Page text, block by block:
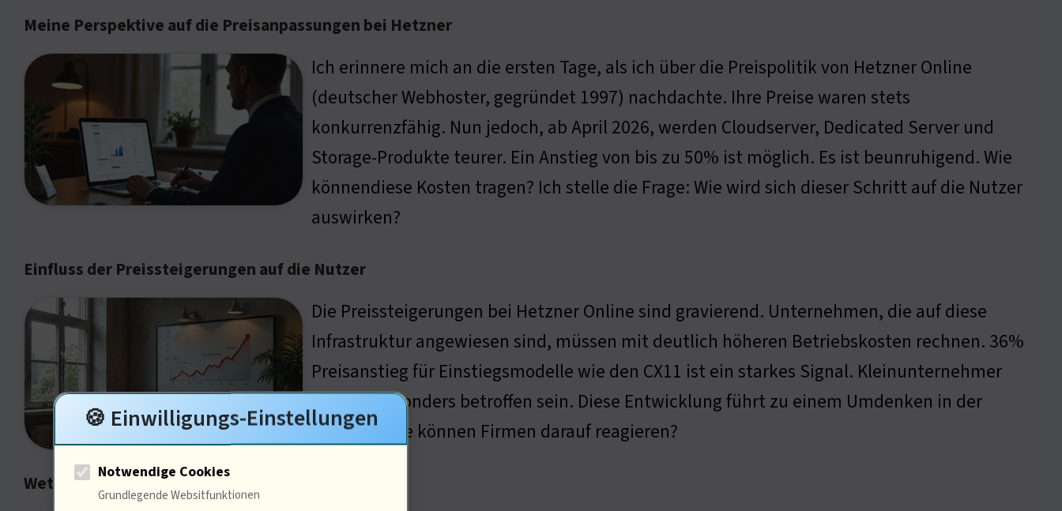
Meine Perspektive auf die Preisanpassungen bei Hetzner
Ich erinnere mich an die ersten Tage, als ich über die Preispolitik von Hetzner Online
(deutscher Webhoster, gegründet 1997) nachdachte. Ihre Preise waren stets
konkurrenzfähig. Nun jedoch, ab April 2026, werden Cloudserver, Dedicated Server und
Storage-Produkte teurer. Ein Anstieg von bis zu 50% ist möglich. Es ist beunruhigend. Wie
könnendiese Kosten tragen? Ich stelle die Frage: Wie wird sich dieser Schritt auf die Nutzer
auswirken?
Einfluss der Preissteigerungen auf die Nutzer
Die Preissteigerungen bei Hetzner Online sind gravierend. Unternehmen, die auf diese
Infrastruktur angewiesen sind, müssen mit deutlich höheren Betriebskosten rechnen. 36%
Preisanstieg für Einstiegsmodelle wie den CX11 ist ein starkes Signal. Kleinunternehmer
werden besonders betroffen sein. Diese Entwicklung führt zu einem Umdenken in der
Branche. Wie können Firmen darauf reagieren?
Wettbewerbsfähigkeit im Hosting-Markt
🍪 Einwilligungs-Einstellungen
Notwendige Cookies
Grundlegende Websitfunktionen